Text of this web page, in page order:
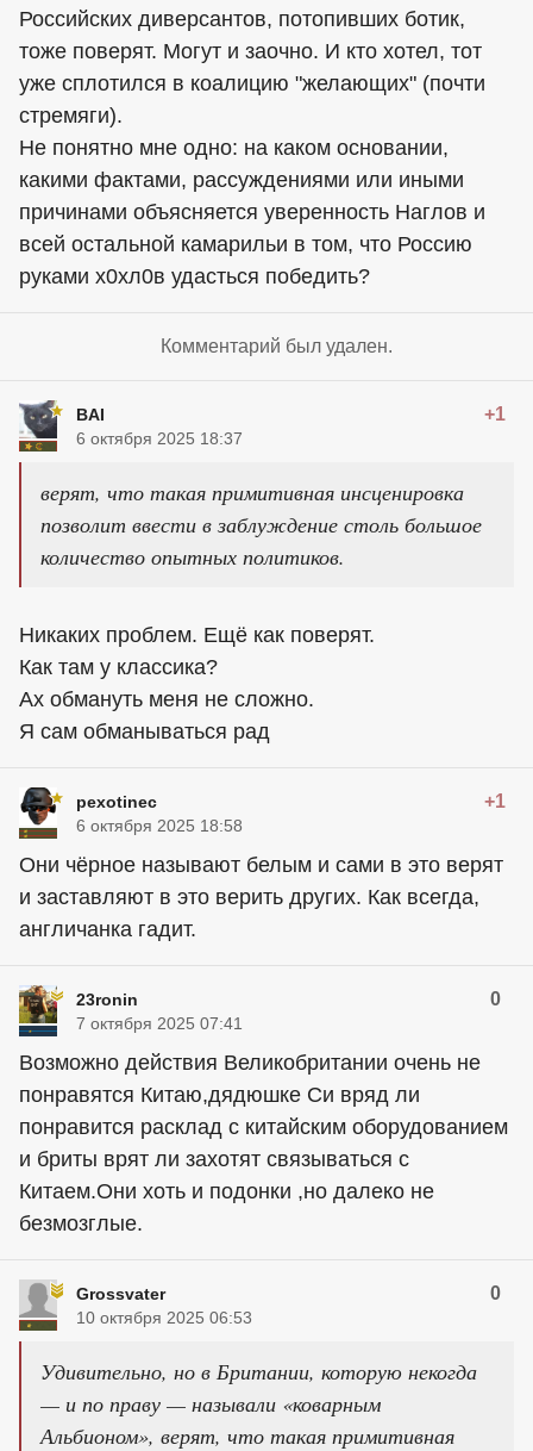
Российских диверсантов, потопивших ботик,
тоже поверят. Могут и заочно. И кто хотел, тот
уже сплотился в коалицию "желающих" (почти
стремяги).
Не понятно мне одно: на каком основании,
какими фактами, рассуждениями или иными
причинами объясняется уверенность Наглов и
всей остальной камарильи в том, что Россию
руками х0хл0в удасться победить?
Комментарий был удален.
BAI +1
6 октября 2025 18:37
верят, что такая примитивная инсценировка
позволит ввести в заблуждение столь большое
количество опытных политиков.
Никаких проблем. Ещё как поверят.
Как там у классика?
Ах обмануть меня не сложно.
Я сам обманываться рад
pexotinec +1
6 октября 2025 18:58
Они чёрное называют белым и сами в это верят
и заставляют в это верить других. Как всегда,
англичанка гадит.
23ronin 0
7 октября 2025 07:41
Возможно действия Великобритании очень не
понравятся Китаю,дядюшке Си вряд ли
понравится расклад с китайским оборудованием
и бриты врят ли захотят связываться с
Китаем.Они хоть и подонки ,но далеко не
безмозглые.
Grossvater 0
10 октября 2025 06:53
Удивительно, но в Британии, которую некогда
— и по праву — называли «коварным
Альбионом», верят, что такая примитивная